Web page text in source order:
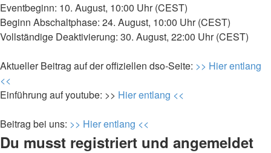
Eventbeginn: 10. August, 10:00 Uhr (CEST)
Beginn Abschaltphase: 24. August, 10:00 Uhr (CEST)
Vollständige Deaktivierung: 30. August, 22:00 Uhr (CEST)
Aktueller Beitrag auf der offiziellen dso-Seite: >> Hier entlang
<<
Einführung auf youtube: >> Hier entlang <<
Beitrag bei uns: >> Hier entlang <<
Du musst registriert und angemeldet